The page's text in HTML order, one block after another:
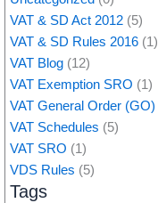
VAT & SD Act 2012 (5)
VAT & SD Rules 2016 (1)
VAT Blog (12)
VAT Exemption SRO (1)
VAT General Order (GO)
VAT Schedules (5)
VAT SRO (1)
VDS Rules (5)
Tags